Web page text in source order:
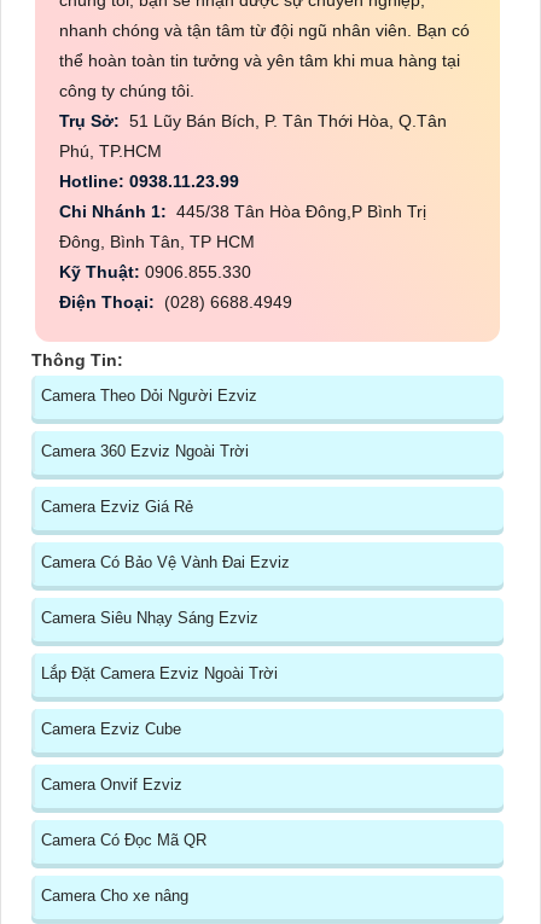
nhanh chóng và tận tâm từ đội ngũ nhân viên. Bạn có
thể hoàn toàn tin tưởng và yên tâm khi mua hàng tại
công ty chúng tôi.
Trụ Sở: 51 Lũy Bán Bích, P. Tân Thới Hòa, Q.Tân
Phú, TP.HCM
Hotline: 0938.11.23.99
Chi Nhánh 1: 445/38 Tân Hòa Đông,P Bình Trị
Đông, Bình Tân, TP HCM
Kỹ Thuật: 0906.855.330
Điện Thoại: (028) 6688.4949
Thông Tin:
Camera Theo Dỏi Người Ezviz
Camera 360 Ezviz Ngoài Trời
Camera Ezviz Giá Rẻ
Camera Có Bảo Vệ Vành Đai Ezviz
Camera Siêu Nhạy Sáng Ezviz
Lắp Đặt Camera Ezviz Ngoài Trời
Camera Ezviz Cube
Camera Onvif Ezviz
Camera Có Đọc Mã QR
Camera Cho xe nâng